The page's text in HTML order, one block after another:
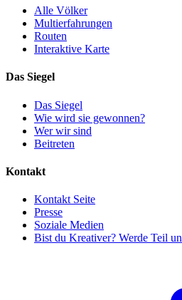
Alle Völker
Multierfahrungen
Routen
Interaktive Karte
Das Siegel
Das Siegel
Wie wird sie gewonnen?
Wer wir sind
Beitreten
Kontakt
Kontakt Seite
Presse
Soziale Medien
Bist du Kreativer? Werde Teil